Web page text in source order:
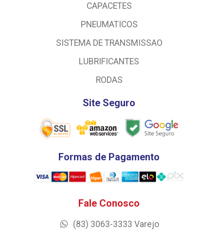
CAPACETES
PNEUMATICOS
SISTEMA DE TRANSMISSAO
LUBRIFICANTES
RODAS
Site Seguro
Formas de Pagamento
Fale Conosco
(83) 3063-3333 Varejo